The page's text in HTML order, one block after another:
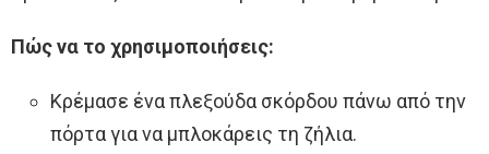
Πώς να το χρησιμοποιήσεις:
Κρέμασε ένα πλεξούδα σκόρδου πάνω από την
πόρτα για να μπλοκάρεις τη ζήλια.